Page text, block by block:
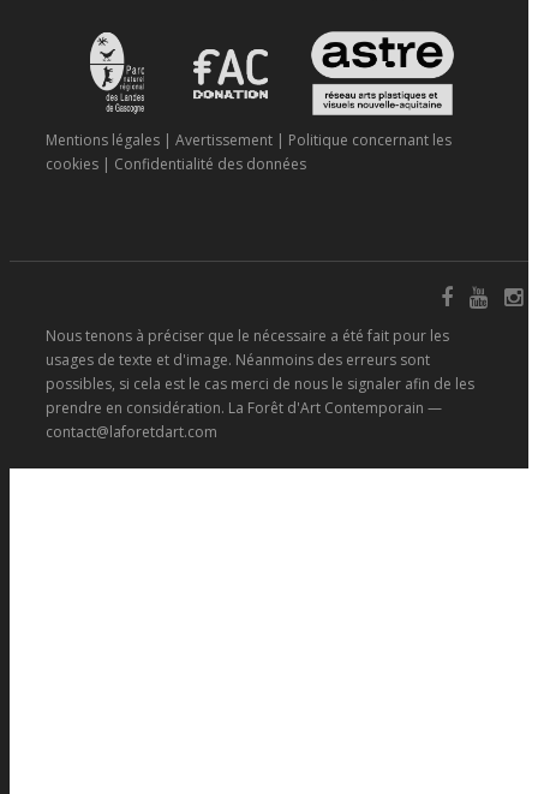
Mentions légales | Avertissement | Politique concernant les
cookies | Confidentialité des données
Nous tenons à préciser que le nécessaire a été fait pour les
usages de texte et d'image. Néanmoins des erreurs sont
possibles, si cela est le cas merci de nous le signaler afin de les
prendre en considération. La Forêt d'Art Contemporain —
contact@laforetdart.com